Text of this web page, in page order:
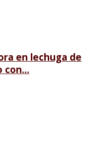
en lechuga de
con...